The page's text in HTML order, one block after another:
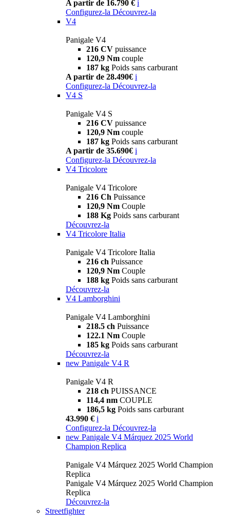
A partir de 16.790 € i
Configurez-la Découvrez-la
V4
Panigale V4
216 CV puissance
120,9 Nm couple
187 kg Poids sans carburant
A partir de 28.490€ i
Configurez-la Découvrez-la
V4 S
Panigale V4 S
216 CV puissance
120,9 Nm couple
187 kg Poids sans carburant
A partir de 35.690€ i
Configurez-la Découvrez-la
V4 Tricolore
Panigale V4 Tricolore
216 Ch Puissance
120,9 Nm Couple
188 Kg Poids sans carburant
Découvrez-la
V4 Tricolore Italia
Panigale V4 Tricolore Italia
216 ch Puissance
120,9 Nm Couple
188 kg Poids sans carburant
Découvrez-la
V4 Lamborghini
Panigale V4 Lamborghini
218.5 ch Puissance
122.1 Nm Couple
185 kg Poids sans carburant
Découvrez-la
new Panigale V4 R
Panigale V4 R
218 ch PUISSANCE
114,4 nm COUPLE
186,5 kg Poids sans carburant
43.990 € i
Configurez-la Découvrez-la
new Panigale V4 Márquez 2025 World
Champion Replica
Panigale V4 Márquez 2025 World Champion
Replica
Panigale V4 Márquez 2025 World Champion
Replica
Découvrez-la
Streetfighter